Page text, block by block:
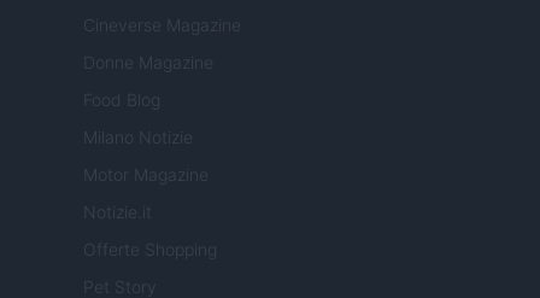
Cineverse Magazine
Donne Magazine
Food Blog
Milano Notizie
Motor Magazine
Notizie.it
Offerte Shopping
Pet Story